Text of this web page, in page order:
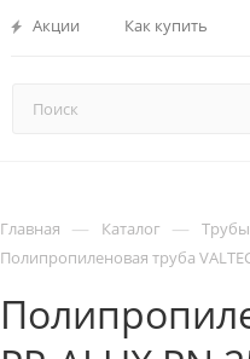
Акции Как купить
Главная — Каталог — Трубы
Полипропиленовая труба